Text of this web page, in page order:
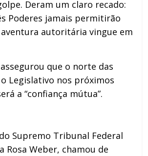
Deram um claro recado:
Poderes jamais permitirão
autoritária vingue em
que o norte das
Legislativo nos próximos
a “confiança mútua”.
Supremo Tribunal Federal
Rosa Weber, chamou de